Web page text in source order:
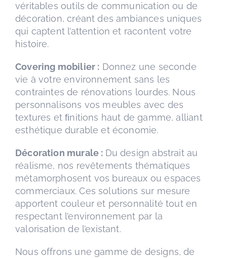
véritables outils de communication ou de
décoration, créant des ambiances uniques
qui captent l’attention et racontent votre
histoire.
Covering mobilier : Donnez une seconde
vie à votre environnement sans les
contraintes de rénovations lourdes. Nous
personnalisons vos meubles avec des
textures et ﬁnitions haut de gamme, alliant
esthétique durable et économie.
Décoration murale : Du design abstrait au
réalisme, nos revêtements thématiques
métamorphosent vos bureaux ou espaces
commerciaux. Ces solutions sur mesure
apportent couleur et personnalité tout en
respectant l’environnement par la
valorisation de l’existant.
Nous offrons une gamme de designs, de